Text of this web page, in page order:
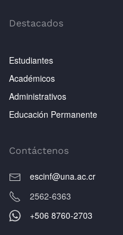
Destacados
Estudiantes
Académicos
Administrativos
Educación Permanente
Contáctenos
escinf@una.ac.cr
2562-6363
+506 8760-2703